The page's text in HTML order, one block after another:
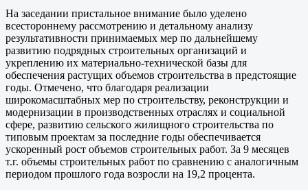
На заседании пристальное внимание было уделено
всестороннему рассмотрению и детальному анализу
результативности принимаемых мер по дальнейшему
развитию подрядных строительных организаций и
укреплению их материально-технической базы для
обеспечения растущих объемов строительства в предстоящие
годы. Отмечено, что благодаря реализации
широкомасштабных мер по строительству, реконструкции и
модернизации в производственных отраслях и социальной
сфере, развитию сельского жилищного строительства по
типовым проектам за последние годы обеспечивается
ускоренный рост объемов строительных работ. За 9 месяцев
т.г. объемы строительных работ по сравнению с аналогичным
периодом прошлого года возросли на 19,2 процента.